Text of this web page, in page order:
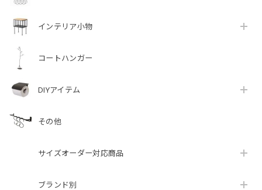
インテリア小物
コートハンガー
DIYアイテム
その他
サイズオーダー対応商品
ブランド別